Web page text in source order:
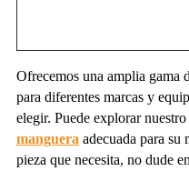
Ofrecemos una amplia gama
para diferentes marcas y
elegir. Puede explorar
manguera adecuada para su
pieza que necesita, no dude